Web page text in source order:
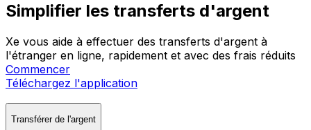
Simplifier les transferts d'argent
Xe vous aide à effectuer des transferts d'argent à
l'étranger en ligne, rapidement et avec des frais réduits
Commencer
Téléchargez l'application
Transférer de l'argent